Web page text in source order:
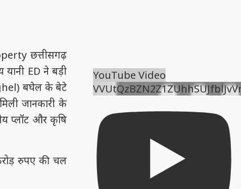
छत्तीसगढ़
ED ने बड़ी
बघेल के बेटे
जानकारी के
प्लॉट और कृषि
रुपए की चल
YouTube Video